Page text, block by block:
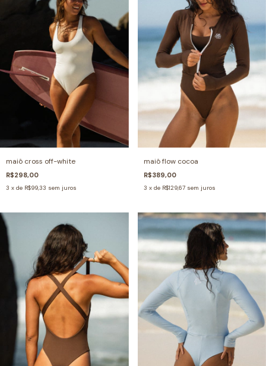
maiô cross off-white
R$298,00
3 x de R$99,33 sem juros
maiô flow cocoa
R$389,00
3 x de R$129,67 sem juros